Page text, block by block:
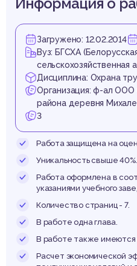
Информация о
Загружено: 12.02.2014
Вуз: БГСХА
сельскохозяйственная
Дисциплина: Охрана
Организация: ф-ал
района деревня
3
Работа защищена на
Уникальность свыше 40%.
Работа оформлена в
указаниями учебного
Количество страниц - 7.
В работе одна глава.
В работе также
Расчет экономической